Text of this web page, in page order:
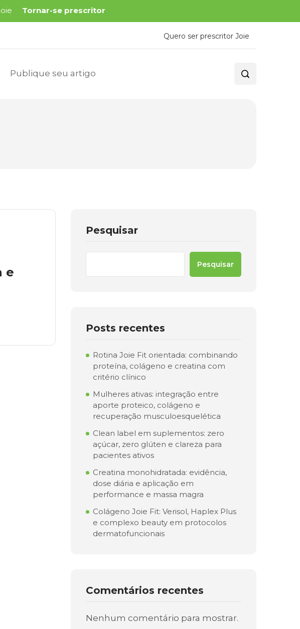
Tornar-se prescritor
Quero ser prescritor Joie
Publique seu artigo
e
Pesquisar
Pesquisar
Posts recentes
Rotina Joie Fit orientada: combinando
proteína, colágeno e creatina com
critério clínico
Mulheres ativas: integração entre
aporte proteico, colágeno e
recuperação musculoesquelética
Clean label em suplementos: zero
açúcar, zero glúten e clareza para
pacientes ativos
Creatina monohidratada: evidência,
dose diária e aplicação em
performance e massa magra
Colágeno Joie Fit: Verisol, Haplex Plus
e complexo beauty em protocolos
dermatofuncionais
Comentários recentes
Nenhum comentário para mostrar.